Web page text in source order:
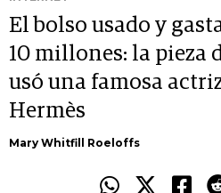
El bolso usado y
10 millones: la pieza
usó una famosa
Hermès
Mary Whitfill Roeloffs